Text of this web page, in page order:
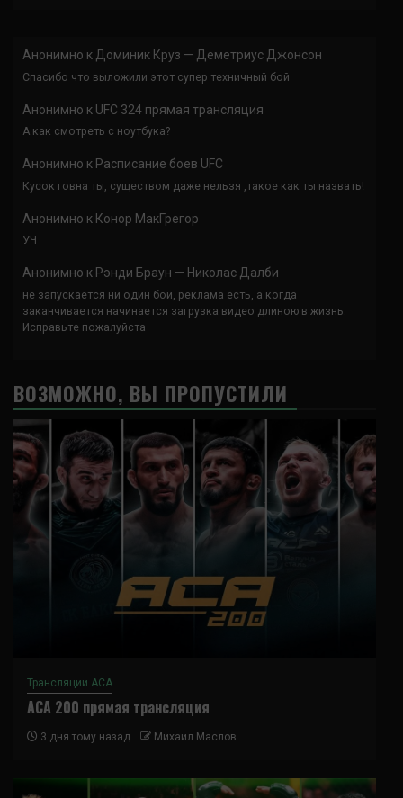
Анонимно к Доминик Круз — Деметриус Джонсон
Спасибо что выложили этот супер техничный бой
Анонимно к UFC 324 прямая трансляция
А как смотреть с ноутбука?
Анонимно к Расписание боев UFC
Кусок говна ты, существом даже нельзя ,такое как ты назвать!
Анонимно к Конор МакГрегор
УЧ
Анонимно к Рэнди Браун — Николас Далби
не запускается ни один бой, реклама есть, а когда
заканчивается начинается загрузка видео длиною в жизнь.
Исправьте пожалуйста
ВОЗМОЖНО, ВЫ ПРОПУСТИЛИ
Трансляции ACA
ACA 200 прямая трансляция
3 дня тому назад Михаил Маслов